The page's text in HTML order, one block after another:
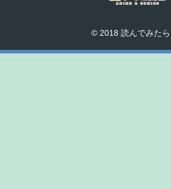
© 2018 読んでみたら.